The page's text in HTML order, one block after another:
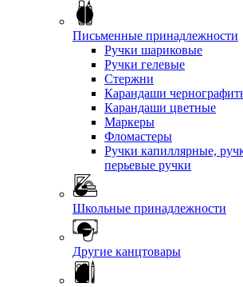
Письменные принадлежности
Ручки шариковые
Ручки гелевые
Стержни
Карандаши
Карандаши цветные
Маркеры
Фломастеры
Ручки капиллярные,
перьевые ручки
Школьные принадлежности
Другие канцтовары